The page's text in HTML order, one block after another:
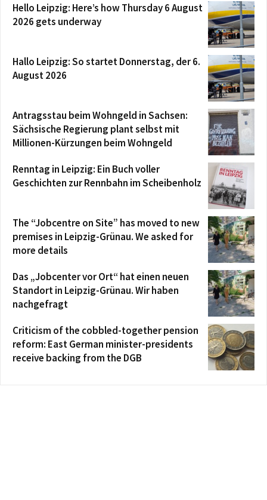
Hello Leipzig: Here’s how Thursday 6 August
2026 gets underway
Hallo Leipzig: So startet Donnerstag, der 6.
August 2026
Antragsstau beim Wohngeld in Sachsen:
Sächsische Regierung plant selbst mit
Millionen-Kürzungen beim Wohngeld
Renntag in Leipzig: Ein Buch voller
Geschichten zur Rennbahn im Scheibenholz
The “Jobcentre on Site” has moved to new
premises in Leipzig-Grünau. We asked for
more details
Das „Jobcenter vor Ort“ hat einen neuen
Standort in Leipzig-Grünau. Wir haben
nachgefragt
Criticism of the cobbled-together pension
reform: East German minister-presidents
receive backing from the DGB